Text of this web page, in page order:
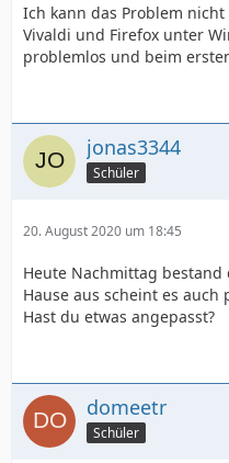
Ich kann das Problem
Vivaldi und Firefox unter
problemlos und beim
jonas3344
Schüler
20. August 2020 um 18:45
Heute Nachmittag bestand
Hause aus scheint es
Hast du etwas angepasst?
domeetr
Schüler